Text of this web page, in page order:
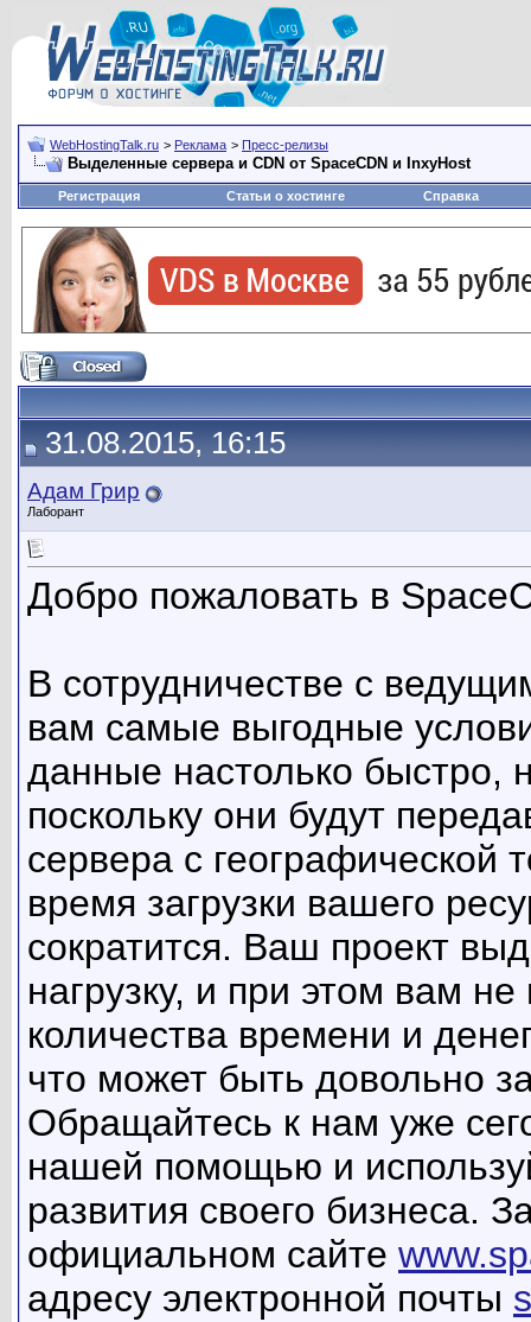
WebHostingTalk.ru > Реклама > Пресс-релизы
Выделенные сервера и CDN от SpaceCDN и InxyHost
Регистрация Статьи о хостинге Справка
31.08.2015, 16:15
Адам Грир
Лаборант
Добро пожаловать в
В сотрудничестве с
вам самые выгодные
данные настолько быстро,
поскольку они будут
сервера с географической
время загрузки вашего
сократится. Ваш проект
нагрузку, и при этом вам
количества времени и
что может быть довольно
Обращайтесь к нам уже
нашей помощью и
развития своего бизнеса.
официальном сайте
адресу электронной почты